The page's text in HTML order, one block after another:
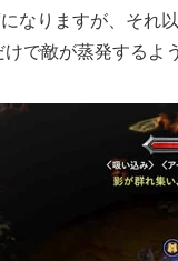
なりますが、それ
で敵が蒸発するよ